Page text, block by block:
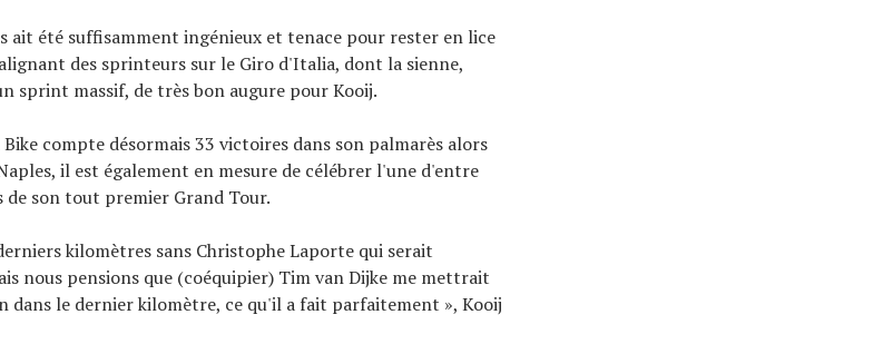
ait été suffisamment ingénieux et tenace pour rester en lice
des sprinteurs sur le Giro d'Italia, dont la sienne,
sprint massif, de très bon augure pour Kooij.
compte désormais 33 victoires dans son palmarès alors
il est également en mesure de célébrer l'une d'entre
son tout premier Grand Tour.
kilomètres sans Christophe Laporte qui serait
nous pensions que (coéquipier) Tim van Dijke me mettrait
dans le dernier kilomètre, ce qu'il a fait parfaitement », Kooij